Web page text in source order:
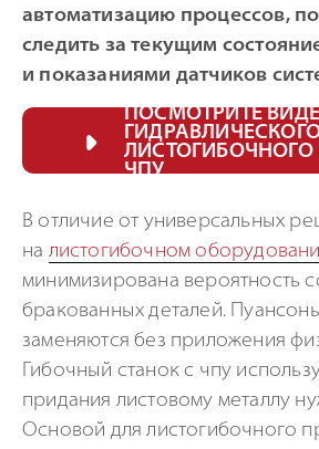
автоматизацию процессов,
следить за текущим
и показаниями датчиков
ПОСМОТРИТЕ
ЛИСТОГИБОЧНОГО
ЧПУ
В отличие от универсальных
на листогибочном
минимизирована вероятность
бракованных деталей.
заменяются без приложения
Гибочный станок с чпу
придания листовому металлу
Основой для листогибочного